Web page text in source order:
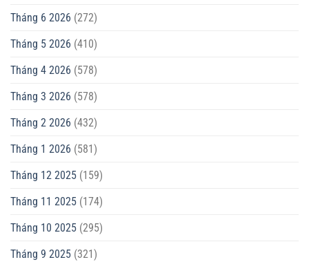
Tháng 6 2026 (272)
Tháng 5 2026 (410)
Tháng 4 2026 (578)
Tháng 3 2026 (578)
Tháng 2 2026 (432)
Tháng 1 2026 (581)
Tháng 12 2025 (159)
Tháng 11 2025 (174)
Tháng 10 2025 (295)
Tháng 9 2025 (321)